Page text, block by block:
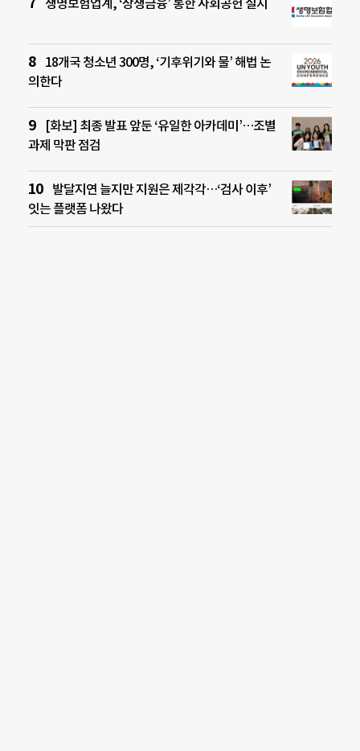
18개국 청소년 300명, ‘기후위기와 물’ 해법 논
의한다
[화보] 최종 발표 앞둔 ‘유일한 아카데미’…조별
과제 막판 점검
발달지연 늘지만 지원은 제각각…‘검사 이후’
잇는 플랫폼 나왔다